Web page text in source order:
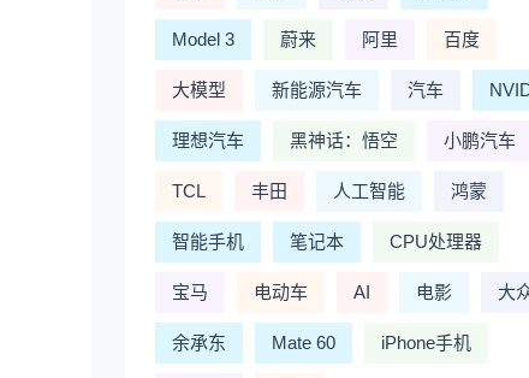
Model 3 蔚来 阿里 百度
大模型 新能源汽车 汽车
理想汽车 黑神话：悟空 小鹏汽车
TCL 丰田 人工智能 鸿蒙
智能手机 笔记本 CPU处理器
宝马 电动车 AI 电影 大
余承东 Mate 60 iPhone手机